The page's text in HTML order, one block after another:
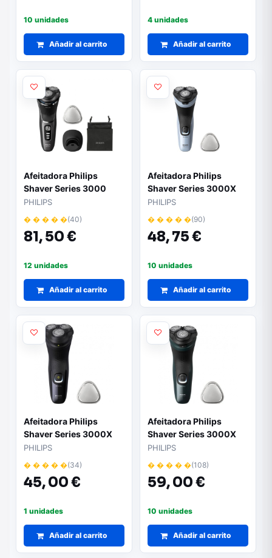
10 unidades
Añadir al carrito
4 unidades
Añadir al carrito
Afeitadora Philips
Shaver Series 3000
S3343/13/ con Batería/
4 Accesorios
PHILIPS
� � � � �(40)
81,50 €
12 unidades
Añadir al carrito
Afeitadora Philips
Shaver Series 3000X
X3003/00/ con Batería/
2 Accesorios
PHILIPS
� � � � �(90)
48,75 €
10 unidades
Añadir al carrito
Afeitadora Philips
Shaver Series 3000X
X3021/00/ con Batería/
1 Accesorio
PHILIPS
� � � � �(34)
45,00 €
1 unidades
Añadir al carrito
Afeitadora Philips
Shaver Series 3000X
X3052/ con Batería/ 2
Accesorios
PHILIPS
� � � � �(108)
59,00 €
10 unidades
Añadir al carrito